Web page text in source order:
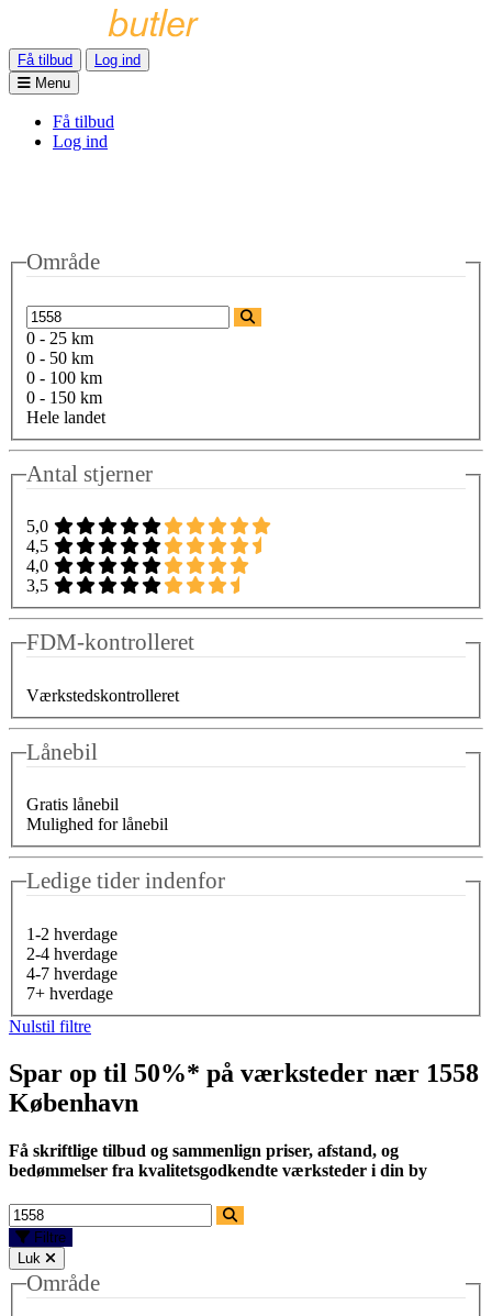
Få tilbud
Log ind
Menu
Få tilbud
Log ind
Område
0 - 25 km
0 - 50 km
0 - 100 km
0 - 150 km
Hele landet
Antal stjerner
5,0
4,5
4,0
3,5
FDM-kontrolleret
Værkstedskontrolleret
Lånebil
Gratis lånebil
Mulighed for lånebil
Ledige tider indenfor
1-2 hverdage
2-4 hverdage
4-7 hverdage
7+ hverdage
Nulstil filtre
Spar op til 50%* på værksteder nær 1558
København
Få skriftlige tilbud og sammenlign priser, afstand, og
bedømmelser fra kvalitetsgodkendte værksteder i din by
Filtre
Luk
Område